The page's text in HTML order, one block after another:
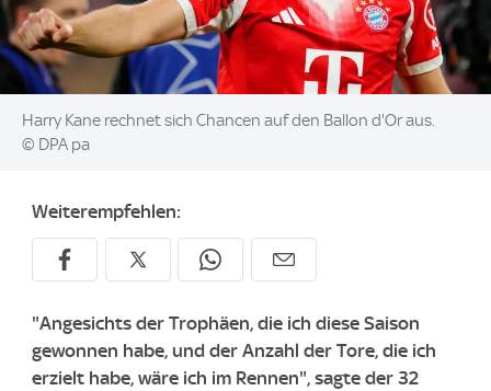
Image:
Harry Kane rechnet sich Chancen auf den Ballon d'Or aus.
© DPA pa
Weiterempfehlen:
"Angesichts der Trophäen, die ich diese Saison
gewonnen habe, und der Anzahl der Tore, die ich
erzielt habe, wäre ich im Rennen", sagte der 32